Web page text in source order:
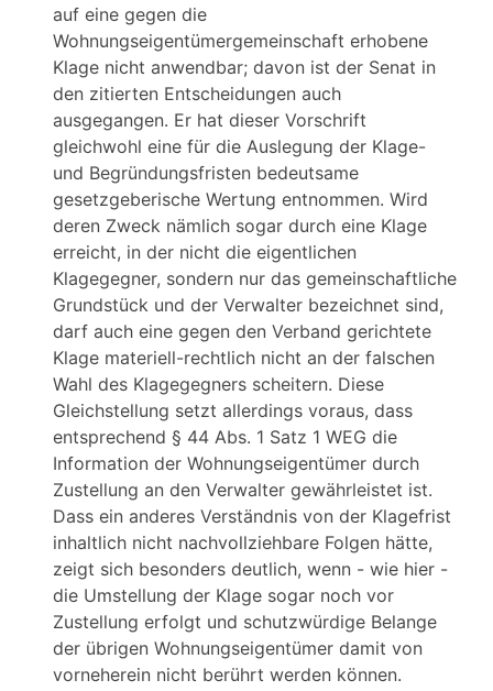
auf eine gegen die
Wohnungseigentümergemeinschaft erhobene
Klage nicht anwendbar; davon ist der Senat in
den zitierten Entscheidungen auch
ausgegangen. Er hat dieser Vorschrift
gleichwohl eine für die Auslegung der Klage-
und Begründungsfristen bedeutsame
gesetzgeberische Wertung entnommen. Wird
deren Zweck nämlich sogar durch eine Klage
erreicht, in der nicht die eigentlichen
Klagegegner, sondern nur das gemeinschaftliche
Grundstück und der Verwalter bezeichnet sind,
darf auch eine gegen den Verband gerichtete
Klage materiell-rechtlich nicht an der falschen
Wahl des Klagegegners scheitern. Diese
Gleichstellung setzt allerdings voraus, dass
entsprechend § 44 Abs. 1 Satz 1 WEG die
Information der Wohnungseigentümer durch
Zustellung an den Verwalter gewährleistet ist.
Dass ein anderes Verständnis von der Klagefrist
inhaltlich nicht nachvollziehbare Folgen hätte,
zeigt sich besonders deutlich, wenn - wie hier -
die Umstellung der Klage sogar noch vor
Zustellung erfolgt und schutzwürdige Belange
der übrigen Wohnungseigentümer damit von
vorneherein nicht berührt werden können.